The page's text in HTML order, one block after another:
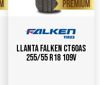
Llanta FALKEN CT60AS
255/55 R18 109V